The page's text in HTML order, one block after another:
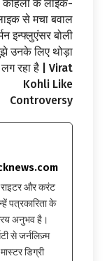
कोहली के लाइक-
से मचा बवाल
इन्फ्लुएंसर बोली
उनके लिए थोड़ा
लग रहा है | Virat
Kohli Like
Controversy
और करंट
पत्रकारिता के
अनुभव है।
से जर्नलिज़्म
डिग्री